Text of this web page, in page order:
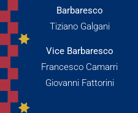
Barbaresco
Tiziano Galgani
Vice Barbaresco
Francesco Camarri
Giovanni Fattorini